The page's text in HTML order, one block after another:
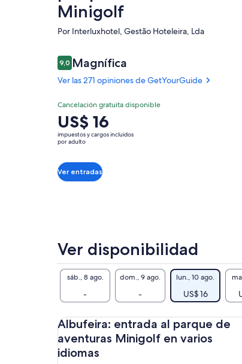
Minigolf
Por Interluxhotel, Gestão Hoteleira, Lda
Opiniones
9,09,0 de 10
Magnífica
Ver las 271 opiniones de GetYourGuide
9.09.0 de 10
Magnífica
Ver las 271
opiniones de
GetYourGuide
Cancelación gratuita disponible
El
precio
es
US$ 16.
por
US$ 16
impuestos y cargos incluidos
por adulto
Ver entradas
Ver disponibilidad
sáb., 8 ago.
-
dom., 9 ago.
-
lun., 10 ago.
US$ 16
Albufeira: entrada al parque de
aventuras Minigolf en varios
idiomas